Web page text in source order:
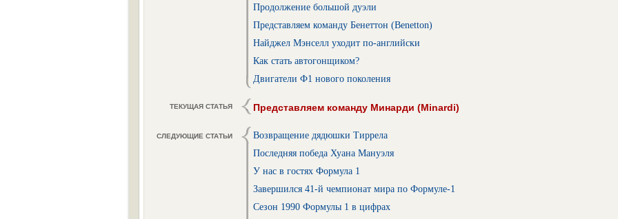
Продолжение большой дуэли
Представляем команду Бенеттон (Benetton)
Найджел Мэнселл уходит по-английски
Как стать автогонщиком?
Двигатели Ф1 нового поколения
ТЕКУЩАЯ СТАТЬЯ Представляем команду Минарди (Minardi)
СЛЕДУЮЩИЕ СТАТЬИ
Возвращение дядюшки Тиррела
Последняя победа Хуана Мануэля
У нас в гостях Формула 1
Завершился 41-й чемпионат мира по Формуле-1
Сезон 1990 Формулы 1 в цифрах